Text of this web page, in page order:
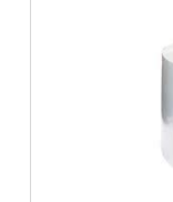
comprar
opção para
bom
qualidade e